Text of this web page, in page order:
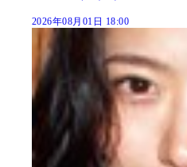
2026年08月01日 18:00